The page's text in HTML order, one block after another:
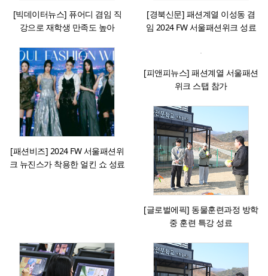
[빅데이터뉴스] 퓨어디 겸임 직
강으로 재학생 만족도 높아
[경북신문] 패션계열 이성동 겸
임 2024 FW 서울패션위크 성료
[패션비즈] 2024 FW 서울패션위
크 뉴진스가 착용한 얼킨 쇼 성료
[피앤피뉴스] 패션계열 서울패션
위크 스탭 참가
[글로벌에픽] 동물훈련과정 방학
중 훈련 특강 성료